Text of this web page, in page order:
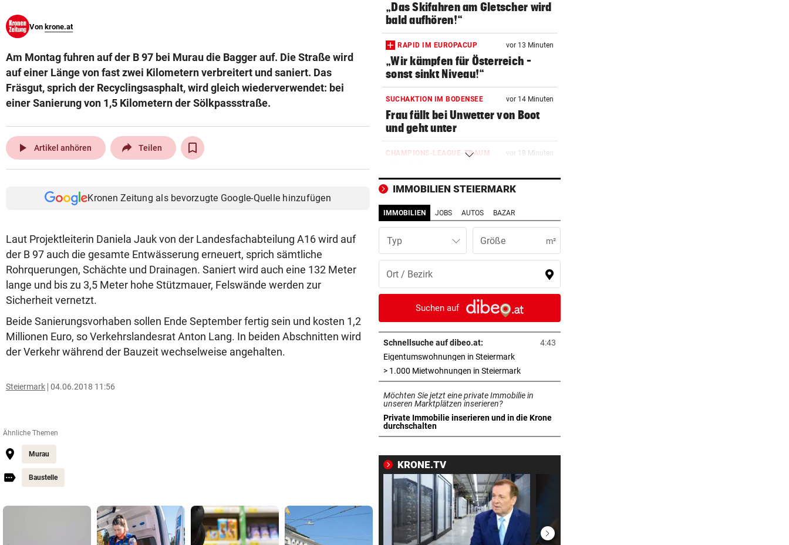
© Krone Multimedia GmbH & Co KG 2026
Von krone.at
Am Montag fuhren auf der B 97 bei Murau die Bagger auf. Die Straße wird
auf einer Länge von fast zwei Kilometern verbreitert und saniert. Das
Fräsgut, sprich der Recyclingsasphalt, wird gleich wiederverwendet: bei
einer Sanierung von 1,5 Kilometern der Sölkpassstraße.
play_arrow Artikel anhören Teilen
Kronen Zeitung als bevorzugte Google-Quelle hinzufügen
Laut Projektleiterin Daniela Jauk von der Landesfachabteilung A16 wird auf
der B 97 auch die gesamte Entwässerung erneuert, sprich sämtliche
Rohrquerungen, Schächte und Drainagen. Saniert wird auch eine 132 Meter
lange und bis zu 3,5 Meter hohe Stützmauer, Felswände werden zur
Sicherheit vernetzt.
Beide Sanierungsvorhaben sollen Ende September fertig sein und kosten 1,2
Millionen Euro, so Verkehrslandesrat Anton Lang. In beiden Abschnitten wird
der Verkehr während der Bauzeit wechselweise angehalten.
Steiermark 04.06.2018 11:56
Ähnliche Themen
Murau
Baustelle
„Das Skifahren am Gletscher wird
bald aufhören!“
RAPID IM EUROPACUP vor 13 Minuten
„Wir kämpfen für Österreich –
sonst sinkt Niveau!“
SUCHAKTION IM BODENSEE vor 14 Minuten
Frau fällt bei Unwetter von Boot
und geht unter
CHAMPIONS-LEAGUE-TRAUM vor 18 Minuten
sich kämpferisch
„KRONE“ TRAF IHN
So offen sprach Brasilien-Star
vor Salzburg-Match
BELASTUNG STEIGT IN NÖ vor 43 Minuten
300 Tage im Jahr lassen Pollen
Allergiker niesen
vor einer Stunde
Gegenschlag, Wirbel um WM 2030
und neue Vorwürfe
VOR KÜSTE OMANS vor einer Stunde
Tanker meldet Explosionen in
Straße von Hormuz
URTEIL GEFALLEN vor 2 Stunden
Altacher Kies-Krieg: Gericht gibt
EXPERTEN WARNEN vor 2 Stunden
Hitze gefährdet Gewässer und
heimische Fischwelt
„KRONE“-KOMMENTAR vor 2 Stunden
IMMOBILIEN STEIERMARK
IMMOBILIEN JOBS AUTOS BAZAR
Typ m²
Suchen auf
Schnellsuche auf dibeo.at:
4:43
Eigentumswohnungen in Steiermarkin neuem Tab öffnen
> 1.000 Mietwohnungen in Steiermarkin neuem Tab öffnen
Möchten Sie jetzt eine private Immobilie in
unseren Marktplätzen inserieren?
Private Immobilie inserieren und in die Krone
durchschalten
in neuem Tab öffnen
KRONE.TV